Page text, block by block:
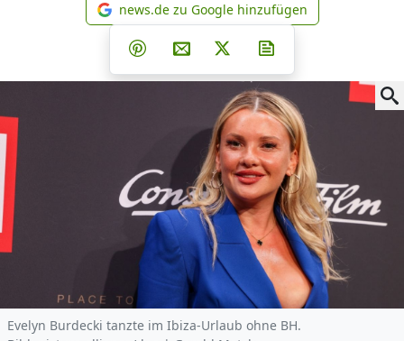
news.de zu Google
news.de zu Google hinzufügen
Teilen auf Facebook
Teilen auf Whatsapp
Teilen auf Telegram
Teilen auf Pinterest
Per E-Mail teilen
Post auf X
Evelyn Burdecki tanzte im Ibiza-Urlaub ohne BH.